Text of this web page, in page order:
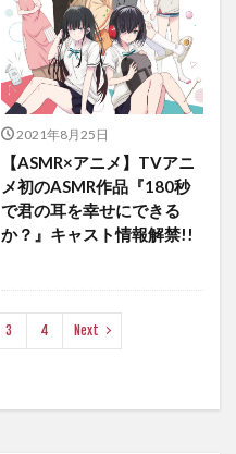
2021年8月25日
【ASMR×アニメ】TVアニ
メ初のASMR作品『180秒
で君の耳を幸せにできる
か？』キャスト情報解禁!!
3 4 Next